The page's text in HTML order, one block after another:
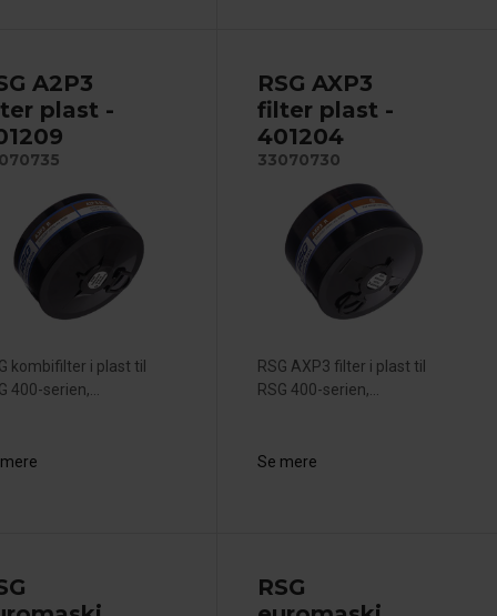
A2P3
plast -
kombifilter i plast til
400-serien,...
RSG AXP3
filter plast -
401204
33070730
RSG AXP3 filter i plast til
RSG 400-serien,...
Se mere
RSG